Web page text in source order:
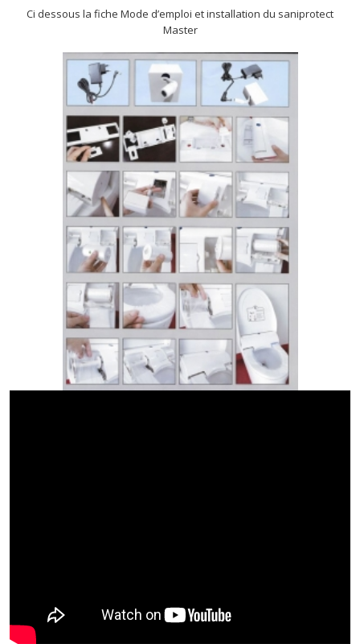
Ci dessous la fiche Mode d’emploi et installation du saniprotect
Master